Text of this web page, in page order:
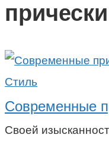
прически
Стиль
Современные
Своей